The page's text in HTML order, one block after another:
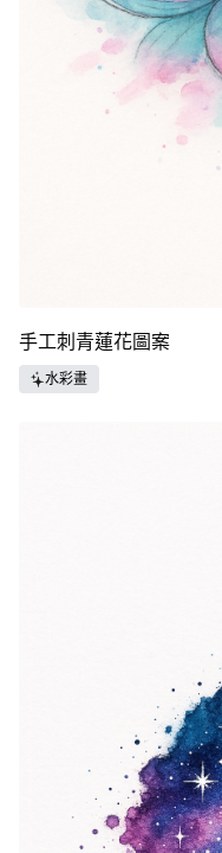
手工刺青蓮花圖案
水彩畫